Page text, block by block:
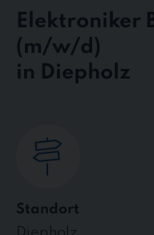
Elektroniker
in Diepholz
Standort